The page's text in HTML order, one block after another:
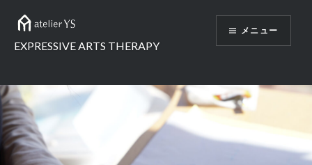
EXPRESSIVE ARTS THERAPY
メニュー